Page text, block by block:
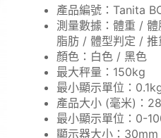
產品編號：Tanita
測量數據：體重 /
脂肪 / 體型判定 /
顏色：白色 / 黑色
最大秤量：150kg
最小顯示單位：
產品大小 (毫米)：
最小顯示單位：0-
顯示器大小：30mm